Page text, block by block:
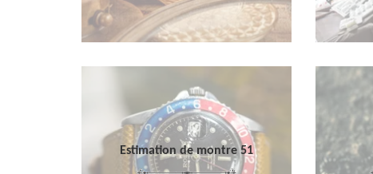
Estimation de montre 51